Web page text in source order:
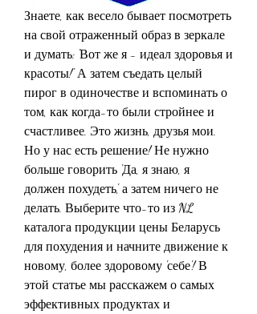
Знаете, как весело бывает посмотреть
на свой отраженный образ в зеркале
и думать: 'Вот же я - идеал здоровья и
красоты!' А затем съедать целый
пирог в одиночестве и вспоминать о
том, как когда-то были стройнее и
счастливее. Это жизнь, друзья мои.
Но у нас есть решение! Не нужно
больше говорить 'Да, я знаю, я
должен похудеть', а затем ничего не
делать. Выберите что-то из NL
каталога продукции цены Беларусь
для похудения и начните движение к
новому, более здоровому 'себе'! В
этой статье мы расскажем о самых
эффективных продуктах и